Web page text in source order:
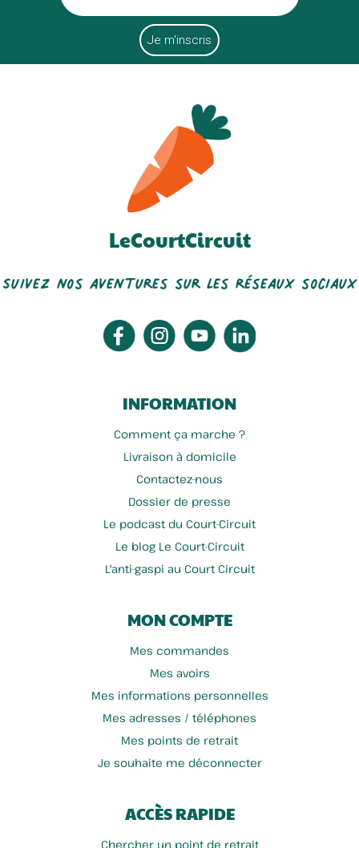
LeCourtCircuit
Suivez nos aventures sur les réseaux sociaux
INFORMATION
Comment ça marche ?
Livraison à domicile
Contactez-nous
Dossier de presse
Le podcast du Court-Circuit
Le blog Le Court-Circuit
L'anti-gaspi au Court Circuit
MON COMPTE
Mes commandes
Mes avoirs
Mes informations personnelles
Mes adresses / téléphones
Mes points de retrait
Je souhaite me déconnecter
ACCÈS RAPIDE
Chercher un point de retrait